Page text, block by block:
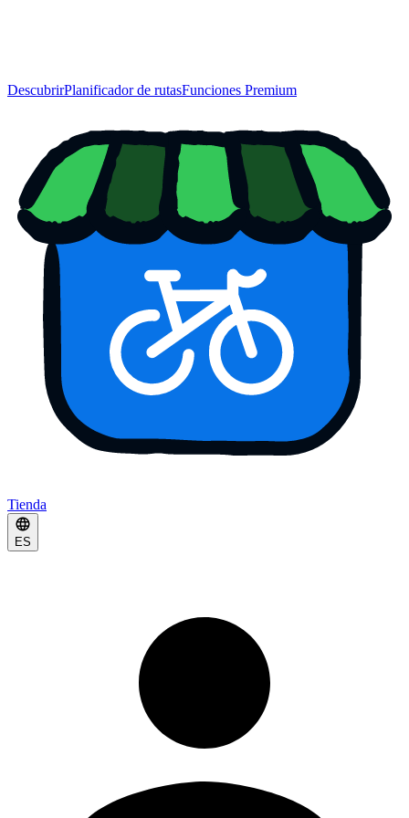
DescubrirPlanificador de rutasFunciones Premium
Tienda
ES